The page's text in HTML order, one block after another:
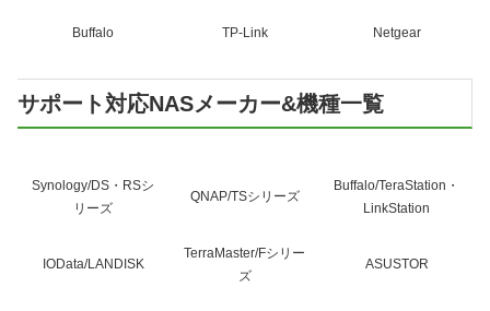
Buffalo TP-Link Netgear
サポート対応NASメーカー&機種一覧
Synology/DS・RSシ
リーズ
QNAP/TSシリーズ
Buffalo/TeraStation・
LinkStation
IOData/LANDISK
TerraMaster/Fシリー
ズ
ASUSTOR